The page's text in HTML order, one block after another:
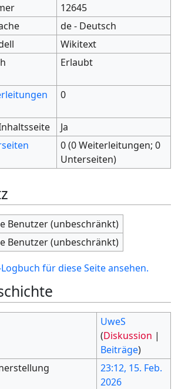
12645
de - Deutsch
Wikitext
Erlaubt
0
Ja
0 (0 Weiterleitungen; 0
Unterseiten)
Benutzer (unbeschränkt)
Benutzer (unbeschränkt)
für diese Seite ansehen.
UweS
(Diskussion |
Beiträge)
23:12, 15. Feb.
2026